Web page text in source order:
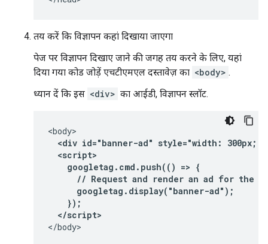
तय करें कि विज्ञापन कहां दिखाया जाएगा
पेज पर विज्ञापन दिखाए जाने की जगह तय करने के लिए, यहां
दिया गया कोड जोड़ें एचटीएमएल दस्तावेज़ का <body> .
ध्यान दें कि इस <div> का आईडी, विज्ञापन स्लॉट.
<div id="banner-ad" style="width: 300px;
  <script>
    googletag.cmd.push(() => {
// Request and render an ad for the
      googletag.display("banner-ad");
    });
  </script>
</body>